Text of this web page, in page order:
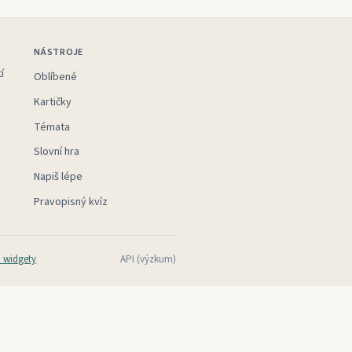
NÁSTROJE
Oblíbené
Kartičky
Témata
Slovní hra
Napiš lépe
Pravopisný kvíz
widgety API (výzkum)